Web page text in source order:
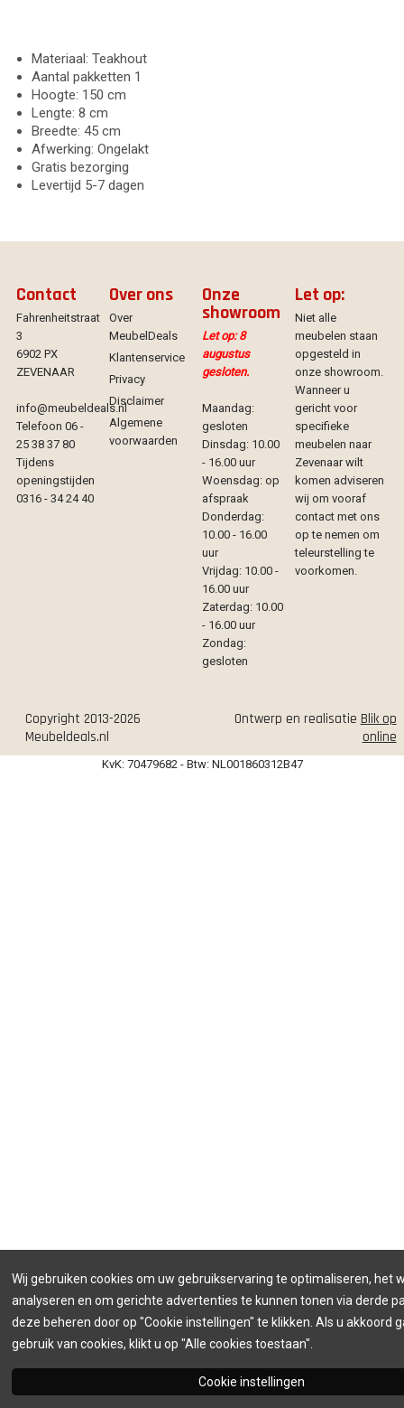
Materiaal: Teakhout
Aantal pakketten 1
Hoogte: 150 cm
Lengte: 8 cm
Breedte: 45 cm
Afwerking: Ongelakt
Gratis bezorging
Levertijd 5-7 dagen
Contact
Fahrenheitstraat
3
6902 PX
ZEVENAAR
info@meubeldeals.nl
Telefoon 06 -
25 38 37 80
Tijdens
openingstijden
0316 - 34 24 40
Over ons
Over
MeubelDeals
Klantenservice
Privacy
Disclaimer
Algemene
voorwaarden
Onze
showroom
Let op: 8
augustus
gesloten.
Maandag:
gesloten
Dinsdag: 10.00
- 16.00 uur
Woensdag: op
afspraak
Donderdag:
10.00 - 16.00
uur
Vrijdag: 10.00 -
16.00 uur
Zaterdag: 10.00
- 16.00 uur
Zondag:
gesloten
Let op:
Niet alle
meubelen staan
opgesteld in
onze showroom.
Wanneer u
gericht voor
specifieke
meubelen naar
Zevenaar wilt
komen adviseren
wij om vooraf
contact met ons
op te nemen om
teleurstelling te
voorkomen.
Copyright 2013-2026
Meubeldeals.nl
Ontwerp en realisatie Blik op
online
KvK: 70479682 - Btw: NL001860312B47
Wij gebruiken cookies om uw gebruikservaring te optimaliseren, het
analyseren en om gerichte advertenties te kunnen tonen via derde
deze beheren door op "Cookie instellingen" te klikken. Als u akkoord
gebruik van cookies, klikt u op "Alle cookies toestaan".
Cookie instellingen